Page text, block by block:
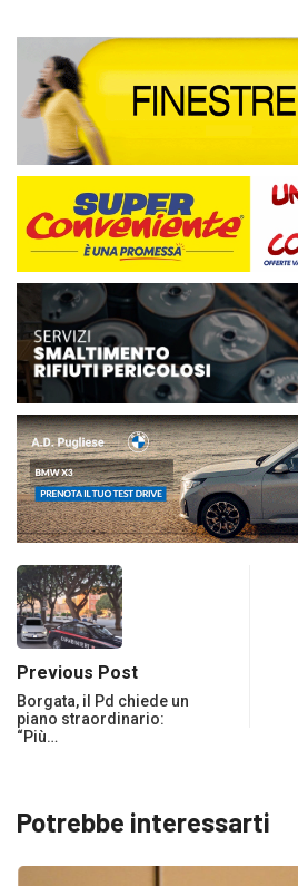
Previous Post
Borgata, il Pd chiede un
piano straordinario:
“Più…
Potrebbe interessarti